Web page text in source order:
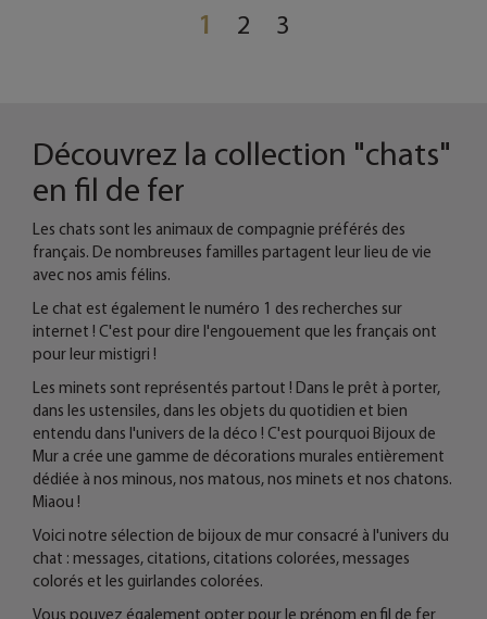
1 2 3
Découvrez la collection "chats"
en fil de fer
Les chats sont les animaux de compagnie préférés des
français. De nombreuses familles partagent leur lieu de vie
avec nos amis félins.
Le chat est également le numéro 1 des recherches sur
internet ! C'est pour dire l'engouement que les français ont
pour leur mistigri !
Les minets sont représentés partout ! Dans le prêt à porter,
dans les ustensiles, dans les objets du quotidien et bien
entendu dans l'univers de la déco ! C'est pourquoi Bijoux de
Mur a crée une gamme de décorations murales entièrement
dédiée à nos minous, nos matous, nos minets et nos chatons.
Miaou !
Voici notre sélection de bijoux de mur consacré à l'univers du
chat : messages, citations, citations colorées, messages
colorés et les guirlandes colorées.
Vous pouvez également opter pour le prénom en fil de fer